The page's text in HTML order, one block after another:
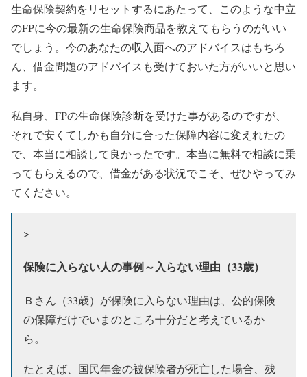
生命保険契約をリセットするにあたって、このような中立
のFPに今の最新の生命保険商品を教えてもらうのがいい
でしょう。今のあなたの収入面へのアドバイスはもちろ
ん、借金問題のアドバイスも受けておいた方がいいと思い
ます。
私自身、FPの生命保険診断を受けた事があるのですが、
それで安くてしかも自分に合った保障内容に変えれたの
で、本当に相談して良かったです。 本当に無料で相談に乗
ってもらえるので、 借金がある状況でこそ、ぜひやってみ
てください。
>
保険に入らない人の事例～入らない理由（33歳）
Ｂさん（33歳）が保険に入らない理由は、公的保険
の保障だけでいまのところ十分だと考えているか
ら。
たとえば、国民年金の被保険者が死亡した場合、残